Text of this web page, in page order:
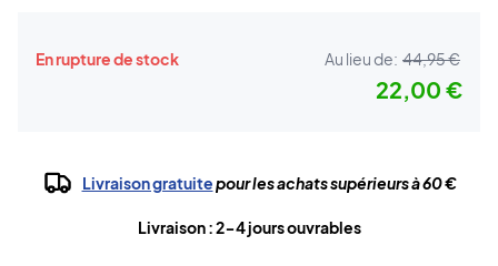
En rupture de stock Au lieu de: 44,95 €
22,00 €
Livraison gratuitepour les achats supérieurs à 60 €
Livraison : 2-4 jours ouvrables